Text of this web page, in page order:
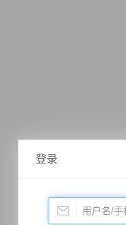
登录